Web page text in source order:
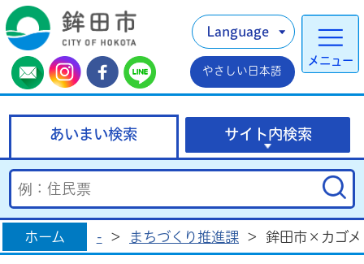
メニュー
Language
やさしい日本語
あいまい検索 サイト内検索
ホーム - > まちづくり推進課 > 鉾田市×カゴメ